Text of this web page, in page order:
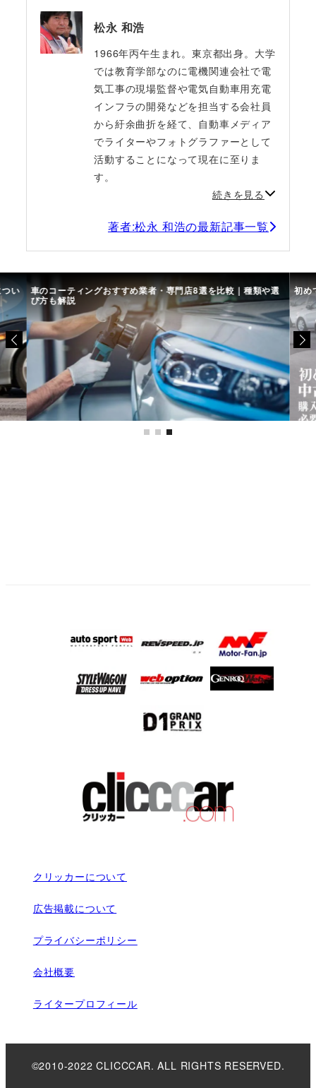
松永 和浩
1966年丙午生まれ。東京都出身。大学
では教育学部なのに電機関連会社で電
気工事の現場監督や電気自動車用充電
インフラの開発などを担当する会社員
から紆余曲折を経て、自動車メディア
でライターやフォトグラファーとして
活動することになって現在に至りま
す。
続きを見る
著者:松永 和浩の最新記事一覧
い 車のコーティングおすすめ業者・専門店8選を比較｜種類や選
び方も解説
初め
クリッカーについて
広告掲載について
プライバシーポリシー
会社概要
ライタープロフィール
©2010-2022 CLICCCAR. ALL RIGHTS RESERVED.